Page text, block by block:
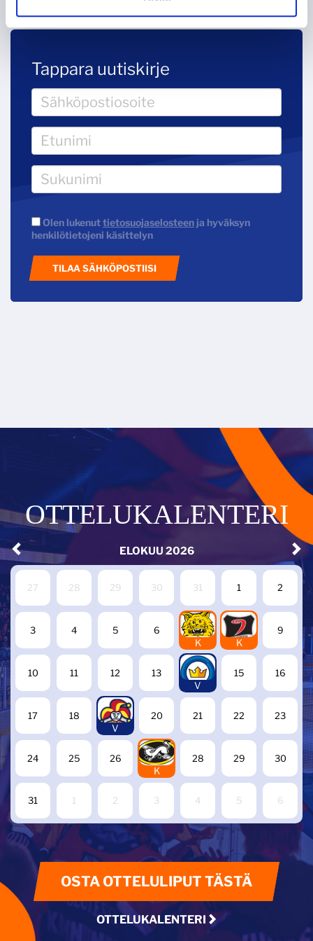
Tappara uutiskirje
Olen lukenuttietosuojaselosteen ja hyväksyn
henkilötietojeni käsittelyn
TILAA SÄHKÖPOSTIISI
OTTELUKALENTERI
ELOKUU 2026
27 28 29 30 31 1 2
3 4 5 6
7
K
8
K
9
10 11 12 13
14
V
15 16
17 18
19
V
20 21 22 23
24 25 26
27
K
28 29 30
31 1 2 3 4 5 6
OSTA OTTELULIPUT TÄSTÄ
OTTELUKALENTERI